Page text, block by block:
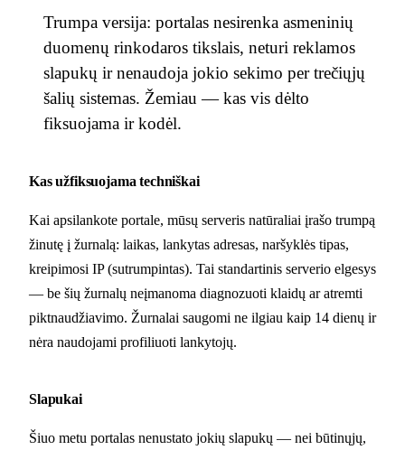
Trumpa versija: portalas nesirenka asmeninių
duomenų rinkodaros tikslais, neturi reklamos
slapukų ir nenaudoja jokio sekimo per trečiųjų
šalių sistemas. Žemiau — kas vis dėlto
fiksuojama ir kodėl.
Kas užfiksuojama techniškai
Kai apsilankote portale, mūsų serveris natūraliai įrašo trumpą
žinutę į žurnalą: laikas, lankytas adresas, naršyklės tipas,
kreipimosi IP (sutrumpintas). Tai standartinis serverio elgesys
— be šių žurnalų neįmanoma diagnozuoti klaidų ar atremti
piktnaudžiavimo. Žurnalai saugomi ne ilgiau kaip 14 dienų ir
nėra naudojami profiliuoti lankytojų.
Slapukai
Šiuo metu portalas nenustato jokių slapukų — nei būtinųjų,